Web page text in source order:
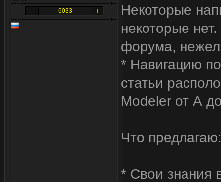
6033
Некоторые
некоторые
форума,
* Навигацию
статьи
Modeler от А
Что предлагаю:
* Свои знания